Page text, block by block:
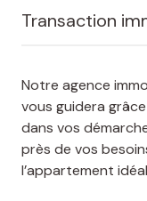
Transaction
Notre agence
vous guidera
dans vos
près de vos
l’appartement